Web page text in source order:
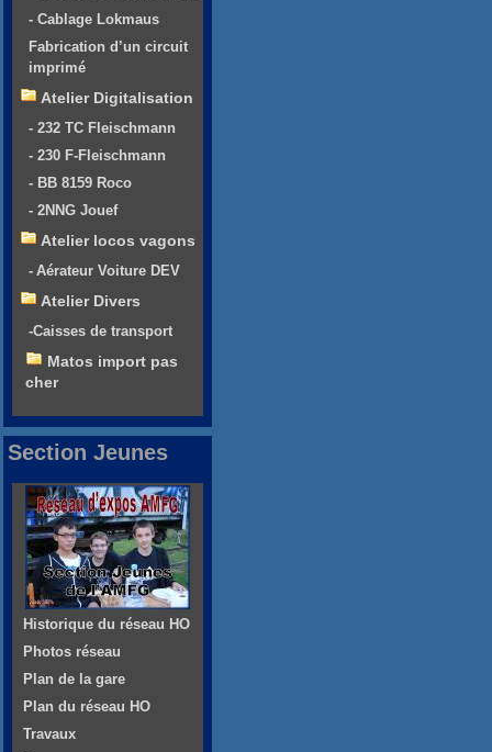
- Cablage Lokmaus
Fabrication d’un circuit
imprimé
Atelier Digitalisation
- 232 TC Fleischmann
- 230 F-Fleischmann
- BB 8159 Roco
- 2NNG Jouef
Atelier locos vagons
- Aérateur Voiture DEV
Atelier Divers
-Caisses de transport
Matos import pas
cher
Section Jeunes
Historique du réseau HO
Photos réseau
Plan de la gare
Plan du réseau HO
Travaux